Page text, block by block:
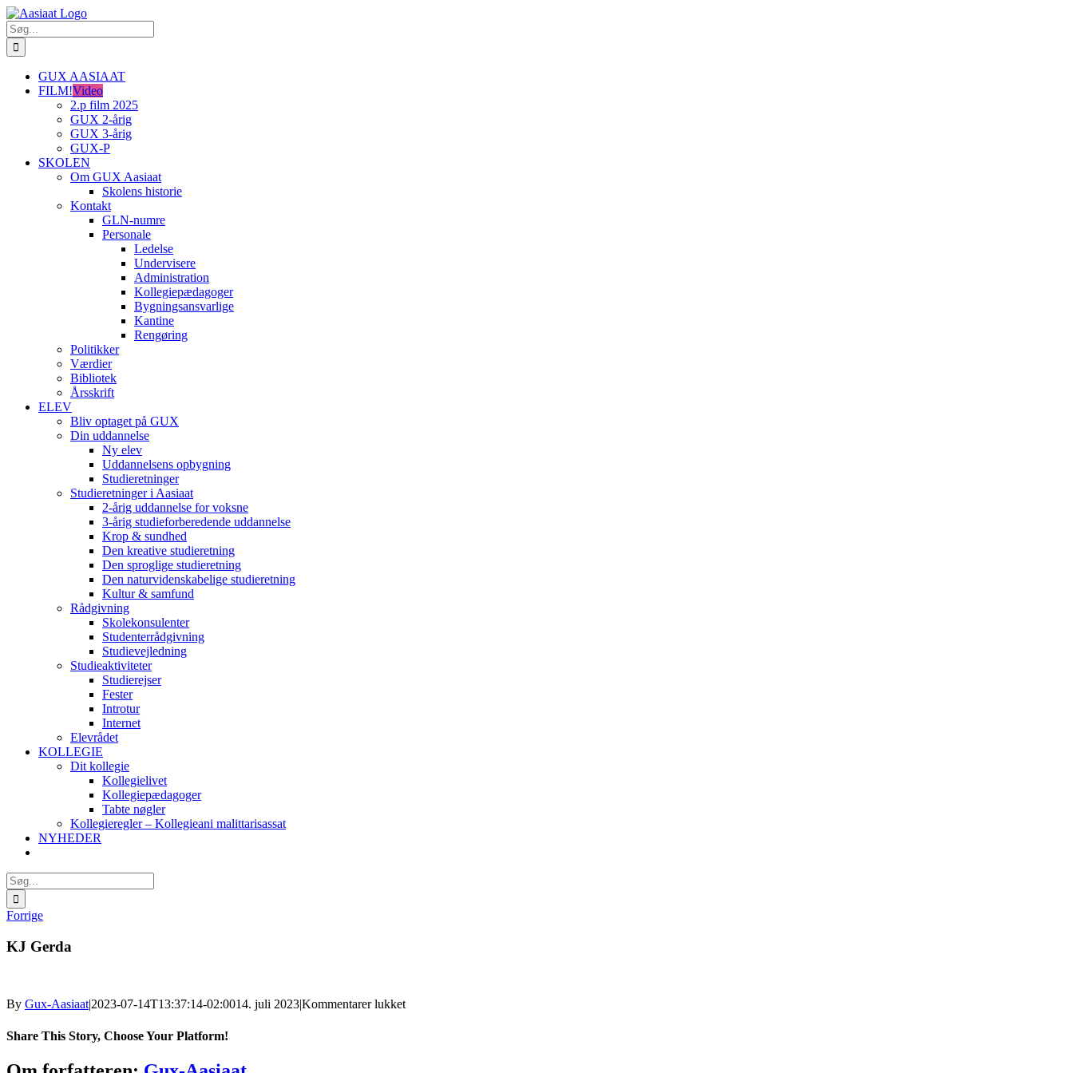
Skip
to
content
Søg
efter:
GUX AASIAAT
FILM!Video
2.p film 2025
GUX 2-årig
GUX 3-årig
GUX-P
SKOLEN
Om GUX Aasiaat
Skolens historie
Kontakt
GLN-numre
Personale
Ledelse
Undervisere
Administration
Kollegiepædagoger
Bygningsansvarlige
Kantine
Rengøring
Politikker
Værdier
Bibliotek
Årsskrift
ELEV
Bliv optaget på GUX
Din uddannelse
Ny elev
Uddannelsens opbygning
Studieretninger
Studieretninger i Aasiaat
2-årig uddannelse for voksne
3-årig studieforberedende uddannelse
Krop & sundhed
Den kreative studieretning
Den sproglige studieretning
Den naturvidenskabelige studieretning
Kultur & samfund
Rådgivning
Skolekonsulenter
Studenterrådgivning
Studievejledning
Studieaktiviteter
Studierejser
Fester
Introtur
Internet
Elevrådet
KOLLEGIE
Dit kollegie
Kollegielivet
Kollegiepædagoger
Tabte nøgler
Kollegieregler – Kollegieani malittarisassat
NYHEDER
Søg
efter:
Forrige
KJ Gerda
By Gux-Aasiaat|2023-07-14T13:37:14-02:0014. juli 2023|Kommentarer lukkettil
Share This Story, Choose Your Platform!
Facebook
X
Reddit
LinkedIn
WhatsApp
Tumblr
Pinterest
Vk
Xing
E-